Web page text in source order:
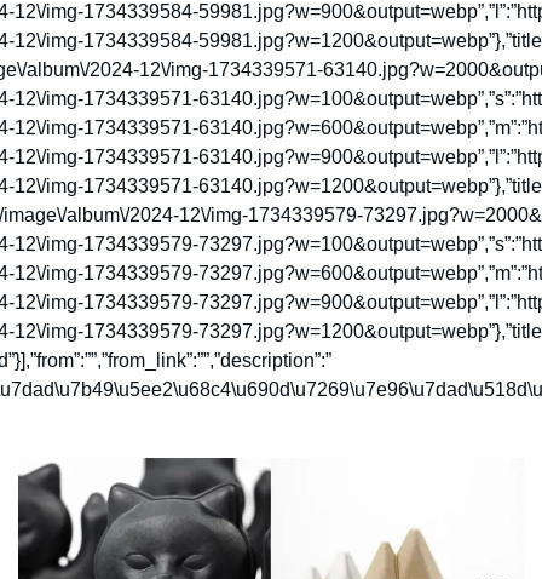
img-1734339584-
img-1734339584-
album\/2024-12\/img-1734339571-
img-1734339571-
img-1734339571-
img-1734339571-
img-1734339571-
album\/2024-12\/img-1734339579-
img-1734339579-
img-1734339579-
img-1734339579-
img-1734339579-